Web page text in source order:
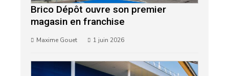
Brico Dépôt ouvre son premier
magasin en franchise
Maxime Gouet 1 juin 2026